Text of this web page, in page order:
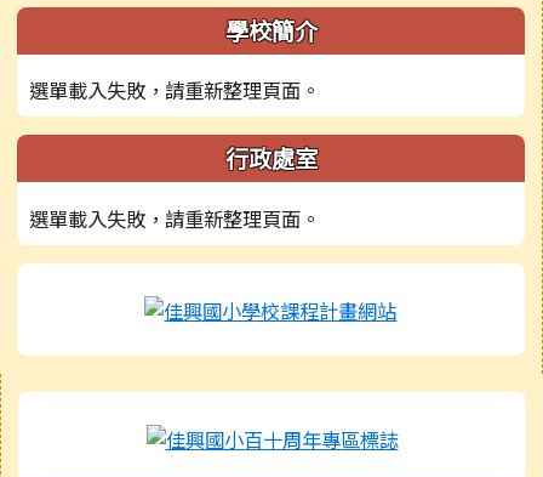
左邊區域內容 學校簡介
選單載入失敗，請重新整理頁面。
行政處室
選單載入失敗，請重新整理頁面。
右邊區域內容